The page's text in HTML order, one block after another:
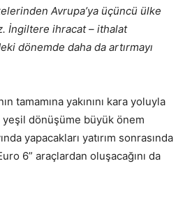
Avrupa’ya üçüncü ülke
İngiltere ihracat – ithalat
dönemde daha da artırmayı
tamamına yakınını kara yoluyla
dönüşüme büyük önem
yapacakları yatırım sonrasında
6” araçlardan oluşacağını da